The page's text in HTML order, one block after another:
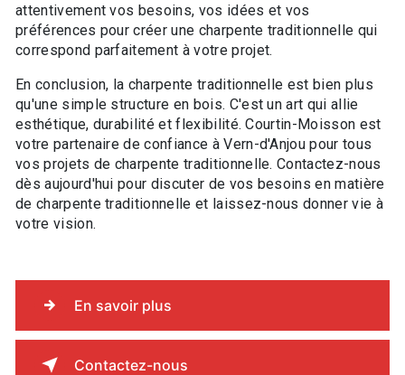
attentivement vos besoins, vos idées et vos
préférences pour créer une charpente traditionnelle qui
correspond parfaitement à votre projet.
En conclusion, la charpente traditionnelle est bien plus
qu'une simple structure en bois. C'est un art qui allie
esthétique, durabilité et flexibilité. Courtin-Moisson est
votre partenaire de confiance à Vern-d'Anjou pour tous
vos projets de charpente traditionnelle. Contactez-nous
dès aujourd'hui pour discuter de vos besoins en matière
de charpente traditionnelle et laissez-nous donner vie à
votre vision.
En savoir plus
Contactez-nous